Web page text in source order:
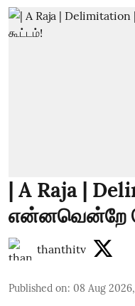
| A Raja |
என்னவென்றே
thanthitv
Published on: 08 Aug